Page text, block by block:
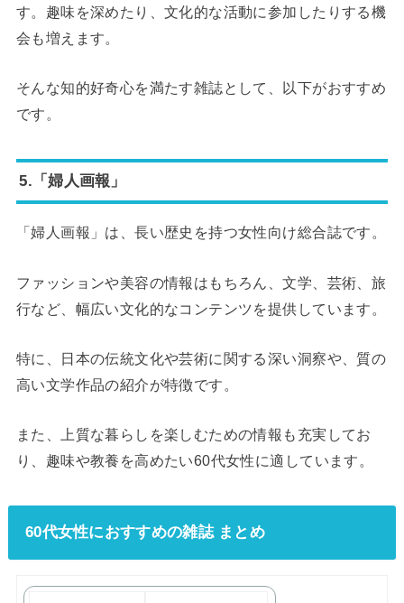
す。趣味を深めたり、文化的な活動に参加したりする機
会も増えます。
そんな知的好奇心を満たす雑誌として、以下がおすすめ
です。
5.「婦人画報」
「婦人画報」は、長い歴史を持つ女性向け総合誌です。
ファッションや美容の情報はもちろん、文学、芸術、旅
行など、幅広い文化的なコンテンツを提供しています。
特に、日本の伝統文化や芸術に関する深い洞察や、質の
高い文学作品の紹介が特徴です。
また、上質な暮らしを楽しむための情報も充実してお
り、趣味や教養を高めたい60代女性に適しています。
60代女性におすすめの雑誌 まとめ